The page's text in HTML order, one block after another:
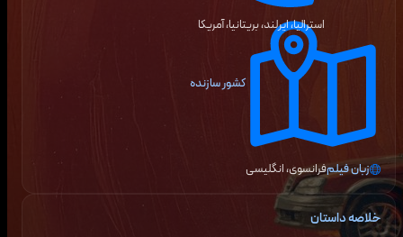
کشور سازنده
استرالیا، ایرلند، بریتانیا، آمریکا
زبان فیلمفرانسوی، انگلیسی
خلاصه داستان